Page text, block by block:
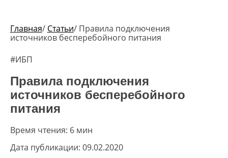
Главная/ Статьи/ Правила подключения
источников бесперебойного питания
#ИБП
Правила подключения
источников бесперебойного
питания
Время чтения: 6 мин
Дата публикации: 09.02.2020